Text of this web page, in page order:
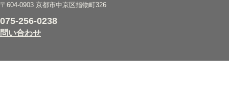
〒604-0903 京都市中京区指物町326
075-256-0238
問い合わせ